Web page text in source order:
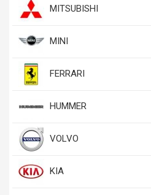
MITSUBISHI
MINI
FERRARI
HUMMER
VOLVO
KIA